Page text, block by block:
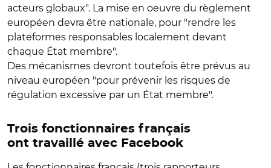
acteurs globaux". La mise en oeuvre du règlement
européen devra être nationale, pour "rendre les
plateformes responsables localement devant
chaque État membre".
Des mécanismes devront toutefois être prévus au
niveau européen "pour prévenir les risques de
régulation excessive par un État membre".
Trois fonctionnaires français
ont travaillé avec Facebook